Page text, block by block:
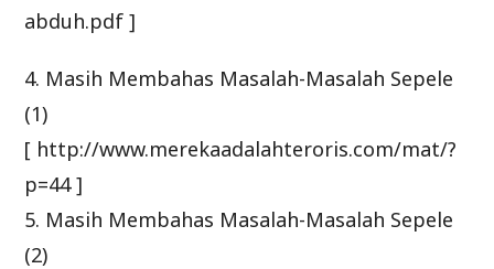
abduh.pdf ]
4. Masih Membahas Masalah-Masalah Sepele
(1)
[ http://www.merekaadalahteroris.com/mat/?
p=44 ]
5. Masih Membahas Masalah-Masalah Sepele
(2)